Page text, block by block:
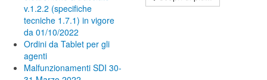
v.1.2.2 (specifiche
tecniche 1.7.1) in vigore
da 01/10/2022
Ordini da Tablet per gli
agenti
Malfunzionamenti SDI 30-